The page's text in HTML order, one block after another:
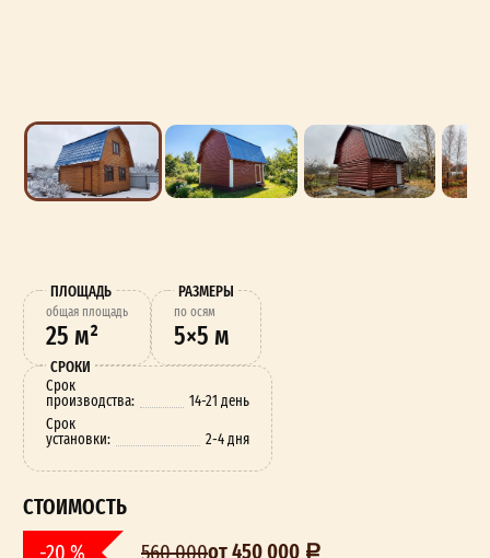
ПЛОЩАДЬ
oбщая площадь
25 м²
РАЗМЕРЫ
по осям
5×5 м
СРОКИ
Срок
производства:
14-21 день
Срок
установки: 2-4 дня
СТОИМОСТЬ
от 450 000